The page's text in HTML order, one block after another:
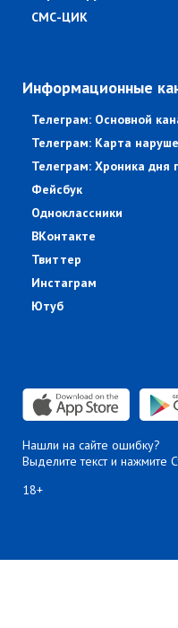
СМС-ЦИК
Информационные
Телеграм: Основной
Телеграм: Карта
Телеграм: Хроника дня
Фейсбук
Одноклассники
ВКонтакте
Твиттер
Инстаграм
Ютуб
Нашли на сайте ошибку?
Выделите текст и нажмите
18+